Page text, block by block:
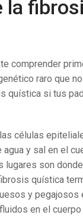
la
comprender
raro que
quística si tus
células
y sal en el
son
quística
y
en el